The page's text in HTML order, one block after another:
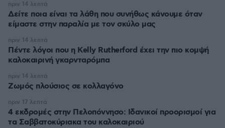
Δείτε ποια είναι τα λάθη που συνήθως κάνουμε όταν
είμαστε στην παραλία με τον σκύλο μας
πριν 14 λεπτά
Πέντε λόγοι που η Kelly Rutherford έχει την πιο κομψή
καλοκαιρινή γκαρνταρόμπα
πριν 14 λεπτά
Ζωμός πλούσιος σε κολλαγόνο
πριν 14 λεπτά
4 εκδρομές στην Πελοπόννησο: Ιδανικοί προορισμοί για
τα Σαββατοκύριακα του καλοκαιριού
πριν 17 λεπτά